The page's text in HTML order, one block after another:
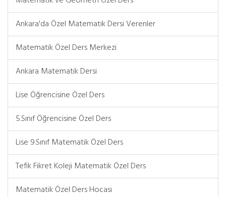
Ankara'da Özel Matematik Dersi Verenler
Matematik Özel Ders Merkezi
Ankara Matematik Dersi
Lise Öğrencisine Özel Ders
5.Sınıf Öğrencisine Özel Ders
Lise 9.Sınıf Matematik Özel Ders
Tefik Fikret Koleji Matematik Özel Ders
Matematik Özel Ders Hocası